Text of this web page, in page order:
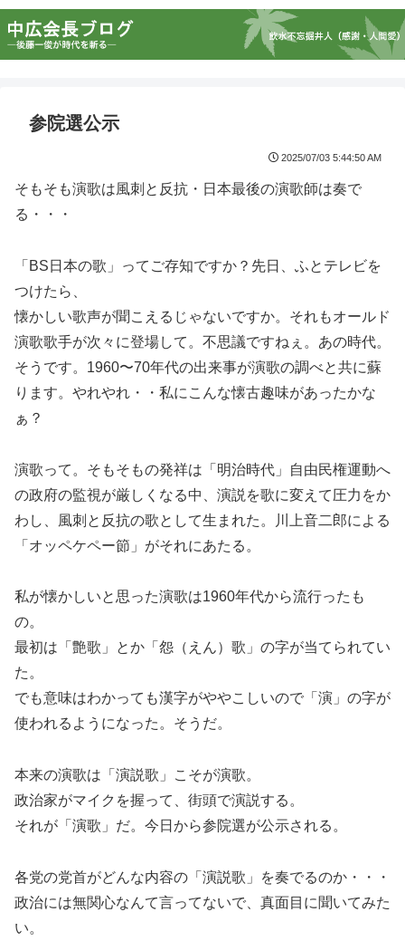
参院選公示
2025/07/03 5:44:50 AM
そもそも演歌は風刺と反抗・日本最後の演歌師は奏で
る・・・
「BS日本の歌」ってご存知ですか？先日、ふとテレビを
つけたら、
懐かしい歌声が聞こえるじゃないですか。それもオールド
演歌歌手が次々に登場して。不思議ですねぇ。あの時代。
そうです。1960〜70年代の出来事が演歌の調べと共に蘇
ります。やれやれ・・私にこんな懐古趣味があったかな
ぁ？
演歌って。そもそもの発祥は「明治時代」自由民権運動へ
の政府の監視が厳しくなる中、演説を歌に変えて圧力をか
わし、風刺と反抗の歌として生まれた。川上音二郎による
「オッペケペー節」がそれにあたる。
私が懐かしいと思った演歌は1960年代から流行ったも
の。
最初は「艶歌」とか「怨（えん）歌」の字が当てられてい
た。
でも意味はわかっても漢字がややこしいので「演」の字が
使われるようになった。そうだ。
本来の演歌は「演説歌」こそが演歌。
政治家がマイクを握って、街頭で演説する。
それが「演歌」だ。今日から参院選が公示される。
各党の党首がどんな内容の「演説歌」を奏でるのか・・・
政治には無関心なんて言ってないで、真面目に聞いてみた
い。